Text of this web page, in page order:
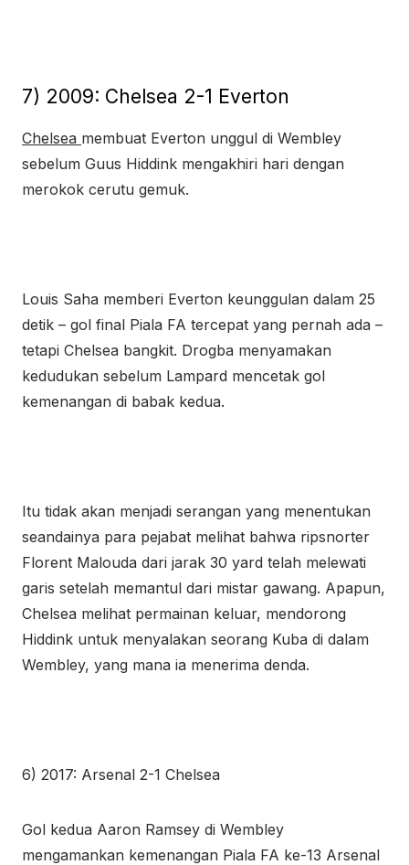
7) 2009: Chelsea 2-1 Everton
Chelsea membuat Everton unggul di Wembley
sebelum Guus Hiddink mengakhiri hari dengan
merokok cerutu gemuk.
Louis Saha memberi Everton keunggulan dalam 25
detik – gol final Piala FA tercepat yang pernah ada –
tetapi Chelsea bangkit. Drogba menyamakan
kedudukan sebelum Lampard mencetak gol
kemenangan di babak kedua.
Itu tidak akan menjadi serangan yang menentukan
seandainya para pejabat melihat bahwa ripsnorter
Florent Malouda dari jarak 30 yard telah melewati
garis setelah memantul dari mistar gawang. Apapun,
Chelsea melihat permainan keluar, mendorong
Hiddink untuk menyalakan seorang Kuba di dalam
Wembley, yang mana ia menerima denda.
6) 2017: Arsenal 2-1 Chelsea
Gol kedua Aaron Ramsey di Wembley
mengamankan kemenangan Piala FA ke-13 Arsenal